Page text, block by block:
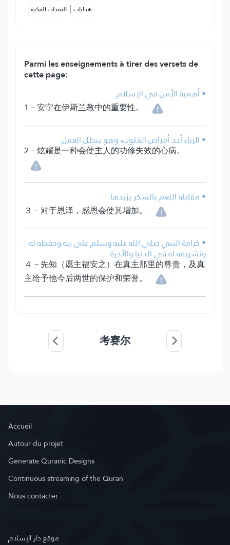
النفحات المكية | هدايات
Parmi les enseignements à tirer des versets de
cette page:
• أهمية الأمن في الإسلام.
1－安宁在伊斯兰教中的重要性。
• الرياء أحد أمراض القلوب، وهو يبطل العمل.
2－炫耀是一种会使主人的功修失效的心病。
• مقابلة النعم بالشكر يزيدها.
３－对于恩泽，感恩会使其增加。
• كرامة النبي صلى الله عليه وسلم على ربه وحفظه له
وتشريفه له في الدنيا والآخرة.
４－先知（愿主福安之）在真主那里的尊贵，及真
主给予他今后两世的保护和荣誉。
考赛尔
Accueil
Autour du projet
Generate Quranic Designs
Continuous streaming of the Quran
Nous contacter
موقع دار الإسلام